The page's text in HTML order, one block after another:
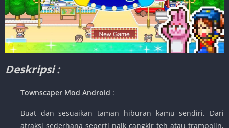
Deskripsi :
Townscaper Mod Android :
Buat dan sesuaikan taman hiburan kamu sendiri. Dari
atraksi sederhana seperti naik cangkir teh atau trampolin,